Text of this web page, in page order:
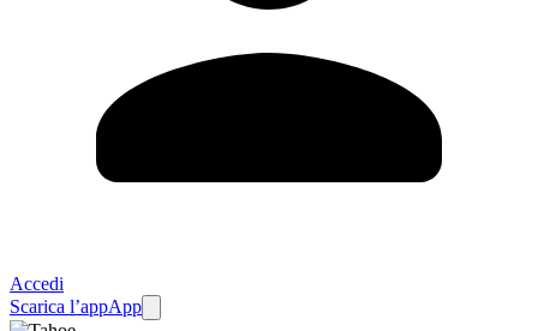
Accedi
Scarica l’appApp